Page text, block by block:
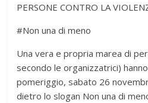
PERSONE CONTRO LA
#Non una di meno
Una vera e propria marea di
secondo le organizzatrici)
pomeriggio, sabato 26
dietro lo slogan Non una di